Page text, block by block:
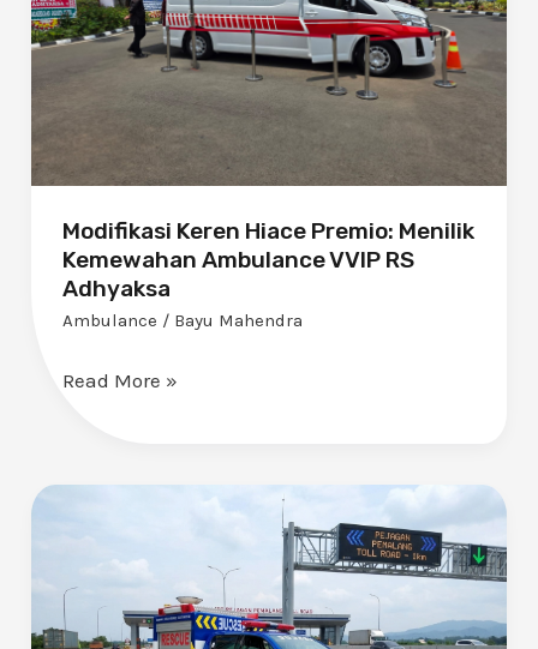
Modifikasi Keren Hiace Premio: Menilik
Kemewahan Ambulance VVIP RS
Adhyaksa
Ambulance / Bayu Mahendra
Kemewahan
Ambulance
VVIP
Adhyaksa
Read More »
Rescue:
Solusi